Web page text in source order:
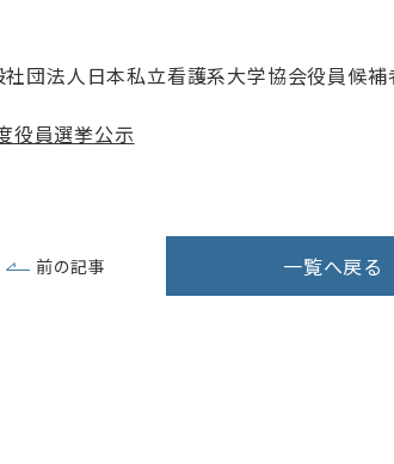
団法人日本私立看護系大学協会役員候補
役員選挙公示
前の記事 一覧へ戻る